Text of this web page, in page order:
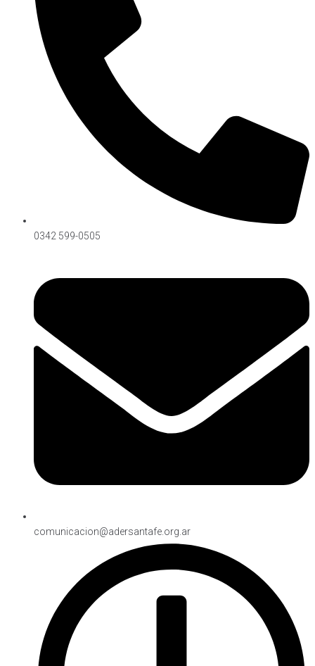
0342 599-0505
comunicacion@adersantafe.org.ar